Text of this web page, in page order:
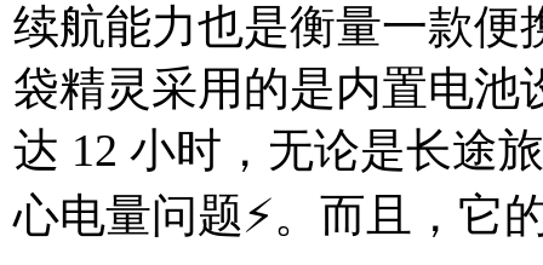
续航能力也是衡量一款便
袋精灵采用的是内置电池
达 12 小时，无论是长途
心电量问题⚡。而且，它